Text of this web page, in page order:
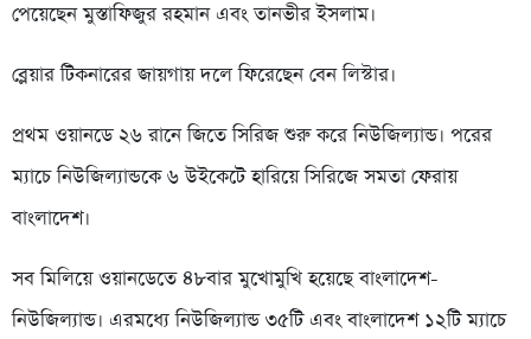
পেয়েছেন মুস্তাফিজুর রহমান এবং তানভীর ইসলাম।
ব্লেয়ার টিকনারের জায়গায় দলে ফিরেছেন বেন লিস্টার।
প্রথম ওয়ানডে ২৬ রানে জিতে সিরিজ শুরু করে নিউজিল্যান্ড। পরের
ম্যাচে নিউজিল্যান্ডকে ৬ উইকেটে হারিয়ে সিরিজে সমতা ফেরায়
বাংলাদেশ।
সব মিলিয়ে ওয়ানডেতে ৪৮বার মুখোমুখি হয়েছে বাংলাদেশ-
নিউজিল্যান্ড। এরমধ্যে নিউজিল্যান্ড ৩৫টি এবং বাংলাদেশ ১২টি ম্যাচে